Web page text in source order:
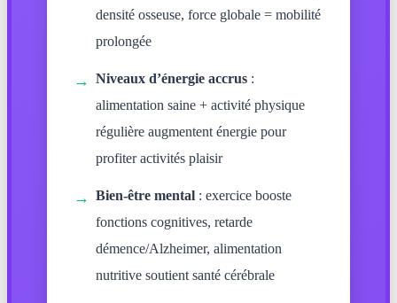
densité osseuse, force globale = mobilité
prolongée
→ Niveaux d’énergie accrus :
alimentation saine + activité physique
régulière augmentent énergie pour
profiter activités plaisir
→ Bien-être mental : exercice booste
fonctions cognitives, retarde
démence/Alzheimer, alimentation
nutritive soutient santé cérébrale